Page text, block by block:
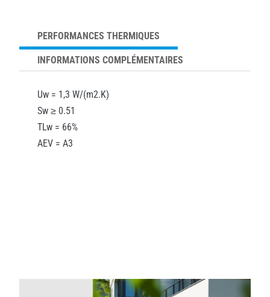
PERFORMANCES THERMIQUES
INFORMATIONS COMPLÉMENTAIRES
Uw = 1,3 W/(m2.K)
Sw ≥ 0.51
TLw = 66%
AEV = A3